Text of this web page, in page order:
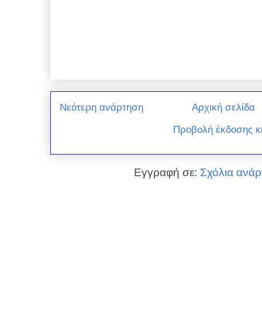
Νεότερη ανάρτηση
Αρχική σελίδα
Προβολή έκδοσης
Εγγραφή σε: Σχόλια